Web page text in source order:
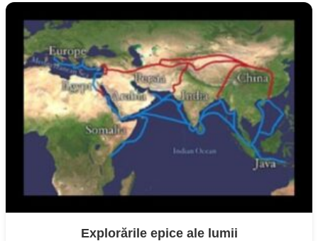
Explorările epice ale lumii